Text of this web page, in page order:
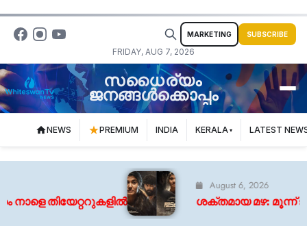
FRIDAY, AUG 7, 2026
MARKETING SUBSCRIBE
സധൈര്യം
ജനങ്ങൾക്കൊപ്പം
NEWS PREMIUM INDIA KERALA LATEST
തിയേറ്ററുകളിൽ
August 6, 2026
ശക്തമായ മഴ: മൂന്ന്